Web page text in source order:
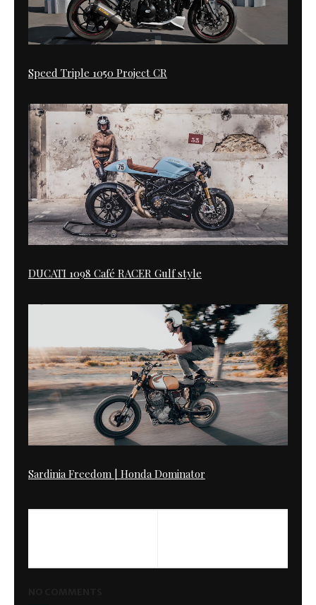
Speed Triple 1050 Project CR
DUCATI 1098 Café RACER Gulf style
Sardinia Freedom | Honda Dominator